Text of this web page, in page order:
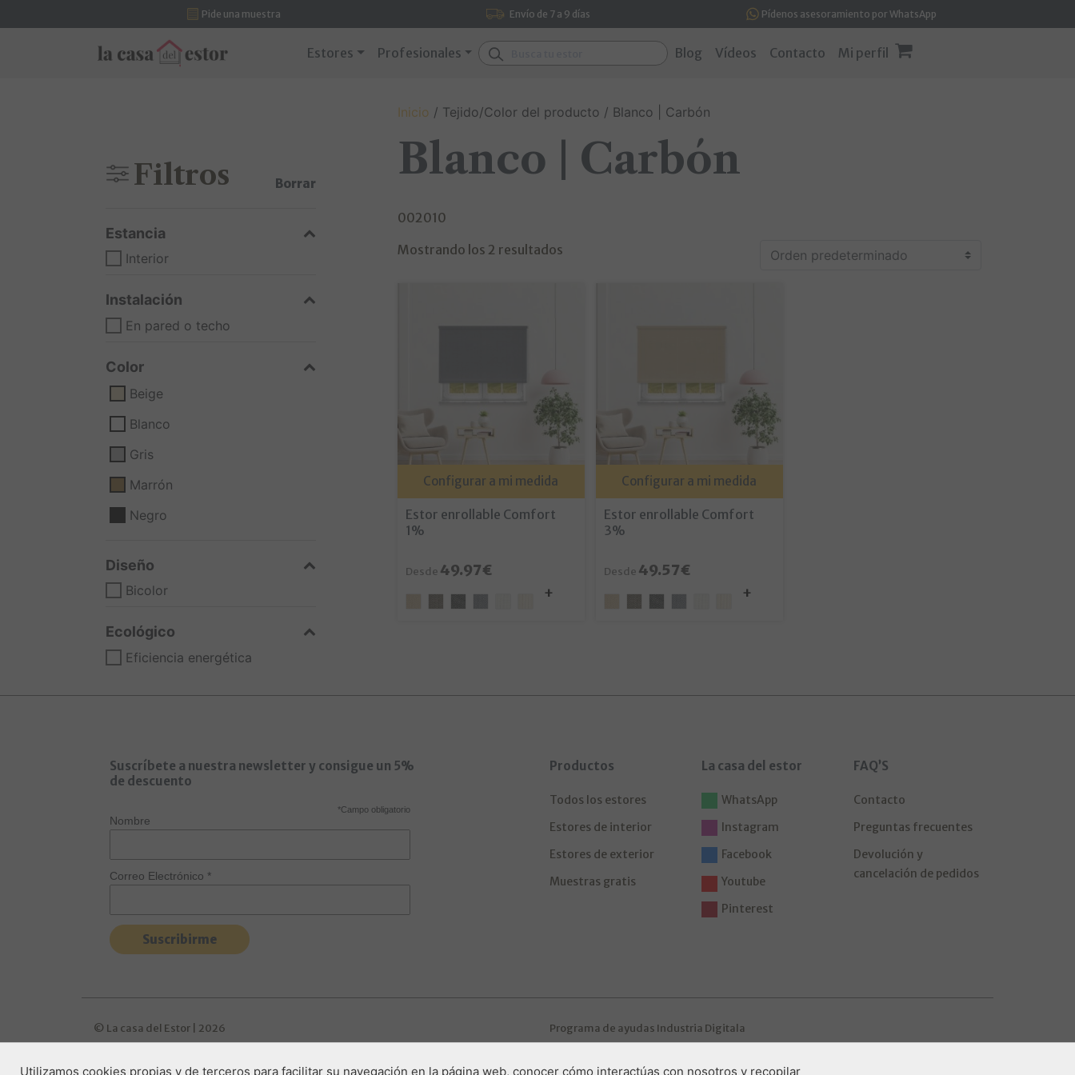
Pide una muestra Envío de 7 a 9 días Pídenos asesoramiento por WhatsApp
Navegación principal
Estores Profesionales Buscar: Blog Vídeos Contacto Mi perfil
Inicio / Tejido/Color del producto / Blanco | Carbón
Blanco | Carbón
002010
Mostrando los 2 resultados
Filtros Borrar
Estancia
Interior
Instalación
En pared o techo
Color
Beige
Blanco
Gris
Marrón
Negro
Diseño
Bicolor
Ecológico
Eficiencia energética
Configurar a mi medida
Estor enrollable Comfort
1%
Desde 49.97€
Configurar a mi medida
Estor enrollable Comfort
3%
Desde 49.57€
Suscríbete a nuestra newsletter y consigue un 5%
de descuento
*Campo obligatorio
Nombre
Correo Electrónico *
Productos
Todos los estores
Estores de interior
Estores de exterior
Muestras gratis
La casa del estor
WhatsApp
Instagram
Facebook
Youtube
Pinterest
FAQ’S
Contacto
Preguntas frecuentes
Devolución y
cancelación de pedidos
© La casa del Estor | 2026 Programa de ayudas Industria Digitala
Utilizamos cookies propias y de terceros para facilitar su navegación en la página web, conocer cómo interactúas con nosotros y recopilar